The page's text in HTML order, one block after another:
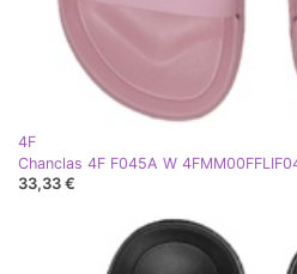
4F
Chanclas 4F F045A W
33,33 €